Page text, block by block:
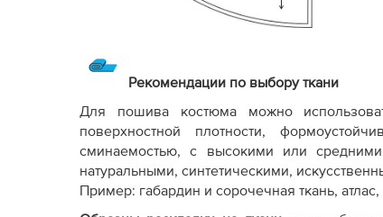
Рекомендации по выбору ткани
Для пошива костюма можно
поверхностной плотности,
сминаемостью, с высокими или
натуральными, синтетическими,
Пример: габардин и сорочечная ткань,